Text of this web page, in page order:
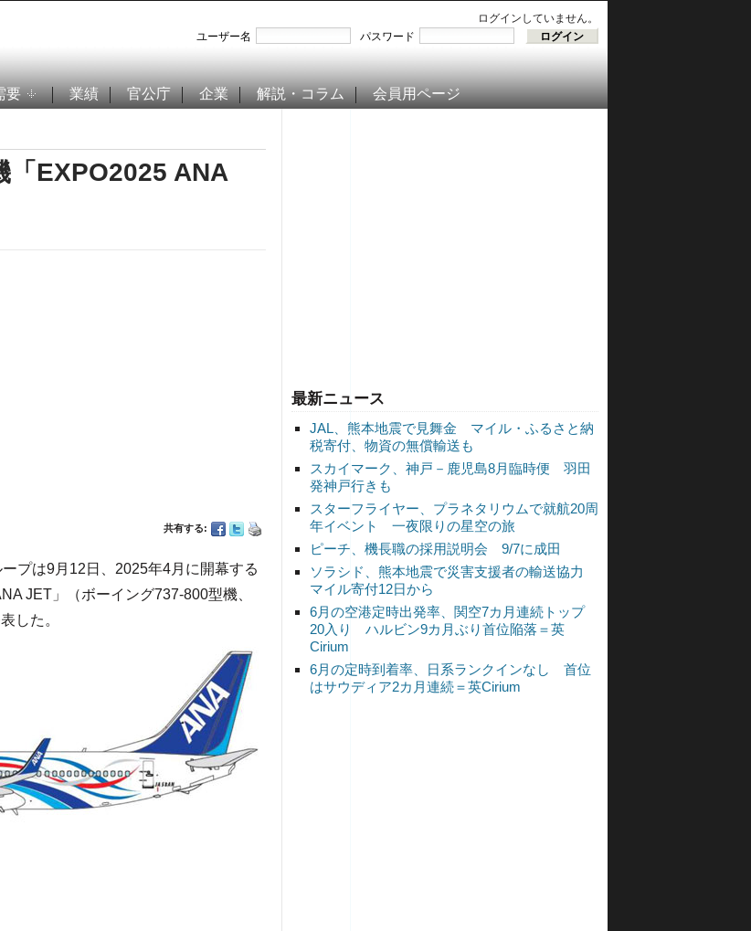
ログインしていません。
ユーザー名
パスワード
要 業績 官公庁 企業 解説・コラム 会員用ページ
最新ニュース
JAL、熊本地震で見舞金 マイル・ふるさと納
税寄付、物資の無償輸送も
スカイマーク、神戸－鹿児島8月臨時便 羽田
発神戸行きも
スターフライヤー、プラネタリウムで就航20周
年イベント 一夜限りの星空の旅
ピーチ、機長職の採用説明会 9/7に成田
ソラシド、熊本地震で災害支援者の輸送協力
マイル寄付12日から
6月の空港定時出発率、関空7カ月連続トップ
20入り ハルビン9カ月ぶり首位陥落＝英
Cirium
6月の定時到着率、日系ランクインなし 首位
はサウディア2カ月連続＝英Cirium
「EXPO2025 ANA
共有する:
プは9月12日、2025年4月に開幕する
JET」（ボーイング737-800型機、
した。